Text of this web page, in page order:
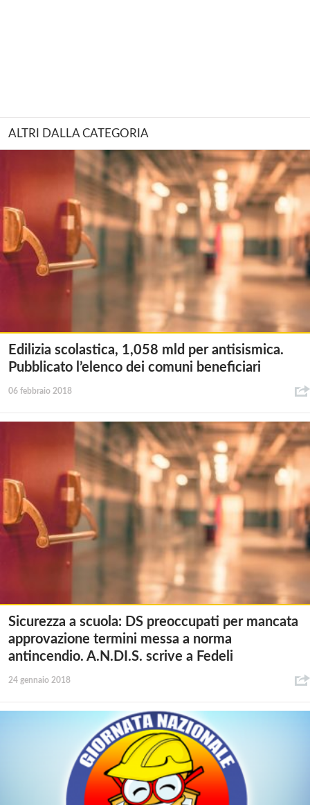
ALTRI DALLA CATEGORIA
Edilizia scolastica, 1,058 mld per antisismica.
Pubblicato l’elenco dei comuni beneficiari
06 febbraio 2018
Sicurezza a scuola: DS preoccupati per mancata
approvazione termini messa a norma
antincendio. A.N.DI.S. scrive a Fedeli
24 gennaio 2018